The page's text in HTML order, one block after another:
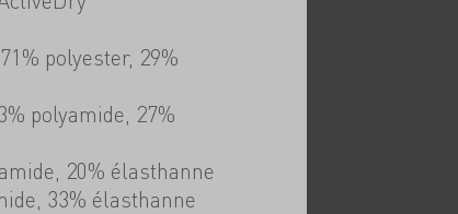
polyester, 29%
polyamide, 27%
20% élasthanne
33% élasthanne